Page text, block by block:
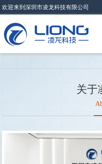
欢迎来到深圳市凌龙科技有限公司
关于